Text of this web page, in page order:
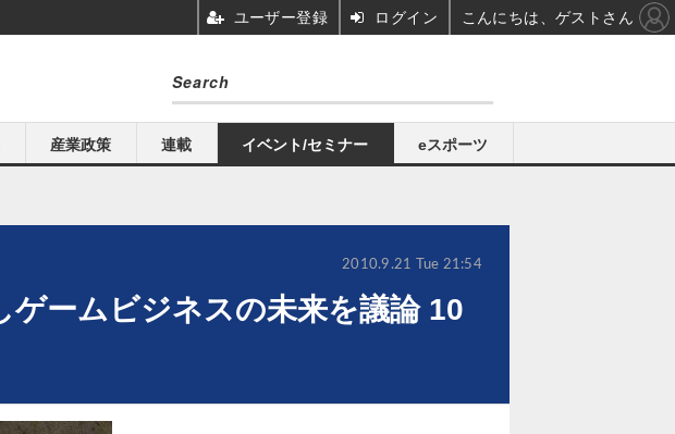
産業政策 連載 イベント/セミナー eスポーツ
ゲームビジネスの未来を議論 10
2010.9.21 Tue 21:54
ユーザー登録 ログイン こんにちは、ゲストさん